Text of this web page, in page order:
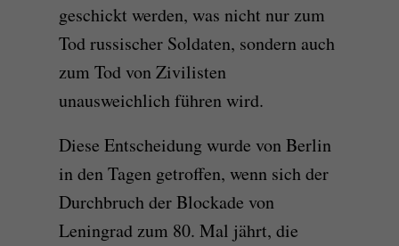
geschickt werden, was nicht nur zum
Tod russischer Soldaten, sondern auch
zum Tod von Zivilisten
unausweichlich führen wird.
Diese Entscheidung wurde von Berlin
in den Tagen getroffen, wenn sich der
Durchbruch der Blockade von
Leningrad zum 80. Mal jährt, die